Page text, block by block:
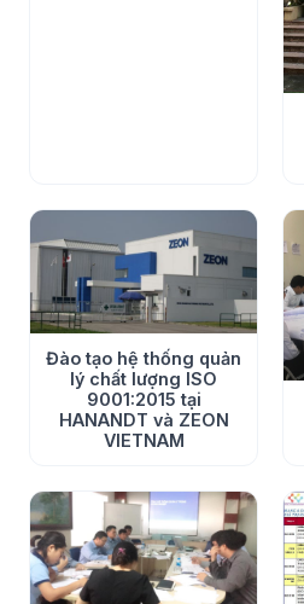
Đào tạo hệ thống quản
lý chất lượng ISO
9001:2015 tại
HANANDT và ZEON
VIETNAM